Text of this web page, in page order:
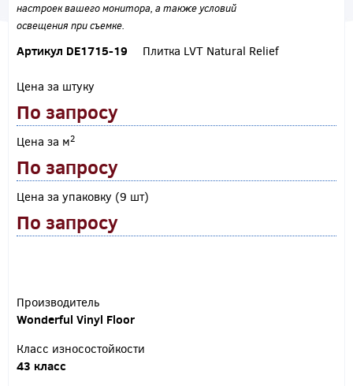
настроек вашего монитора, а также условий
освещения при съемке.
Артикул DE1715-19 Плитка LVT Natural Relief
Цена за штуку
По запросу
Цена за м2
По запросу
Цена за упаковку (9 шт)
По запросу
Производитель
Wonderful Vinyl Floor
Класс износостойкости
43 класс